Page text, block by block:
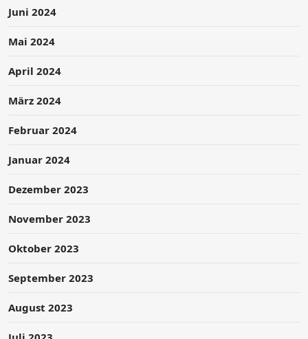
Juni 2024
Mai 2024
April 2024
März 2024
Februar 2024
Januar 2024
Dezember 2023
November 2023
Oktober 2023
September 2023
August 2023